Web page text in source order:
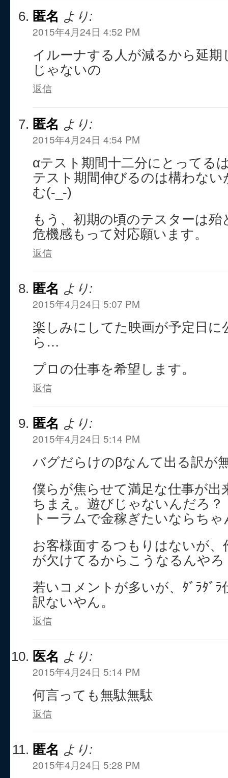
匿名 より:
2015年4月24日 4:52 PM
イルーナする人が減るから延
じゃないの
返信
匿名 より:
2015年4月24日 4:54 PM
αテスト期間十二分にとってる
テスト期間伸びるのは構わな
む(-_-)
もう、初期の頃のテスターは
危機感もって対応願います。
返信
匿名 より:
2015年4月24日 5:07 PM
楽しみにしてた映画が予定日に
ら…
プロの仕事を希望します。
返信
匿名 より:
2015年4月24日 5:14 PM
バグだらけのβなんて出る訳が
僕らが焦らせて満足な仕事が出
ちまえ。遊びじゃないんだろ？
トーラムで金稼ぎたいならち
お客様面するつもりはないが、
が欠けてるからこうなるんやろ
若いコメントが多いが、ﾀﾞﾗﾀﾞ
訳ないやん。
返信
医名 より:
2015年4月24日 5:14 PM
何言っても無駄無駄
返信
匿名 より:
2015年4月24日 5:28 PM